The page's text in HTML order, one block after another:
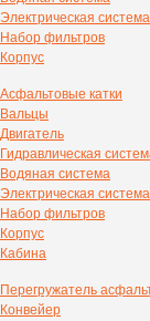
Электрическая система
Набор фильтров
Корпус
Асфальтовые катки
Вальцы
Двигатель
Гидравлическая
Водяная система
Электрическая система
Набор фильтров
Корпус
Кабина
Перегружатель
Конвейер